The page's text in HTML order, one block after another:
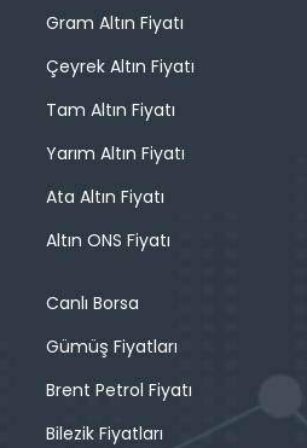
Gram Altın Fiyatı
Çeyrek Altın Fiyatı
Tam Altın Fiyatı
Yarım Altın Fiyatı
Ata Altın Fiyatı
Altın ONS Fiyatı
Canlı Borsa
Gümüş Fiyatları
Brent Petrol Fiyatı
Bilezik Fiyatları